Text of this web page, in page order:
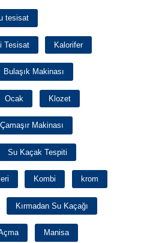
tesisat
Tesisat Kalorifer
Bulaşık Makinası
Ocak Klozet
Çamaşır Makinası
Su Kaçak Tespiti
Kombi krom
Kırmadan Su Kaçağı
Manisa